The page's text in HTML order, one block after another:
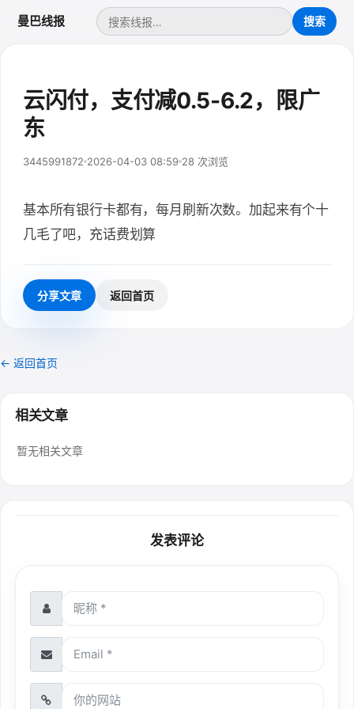
曼巴线报
云闪付，支付减0.5-6.2，限广
东
3445991872 2026-04-03 08:59 28 次浏览
基本所有银行卡都有，每月刷新次数。加起来有个十
几毛了吧，充话费划算
分享文章 返回首页
← 返回首页
相关文章
暂无相关文章
发表评论